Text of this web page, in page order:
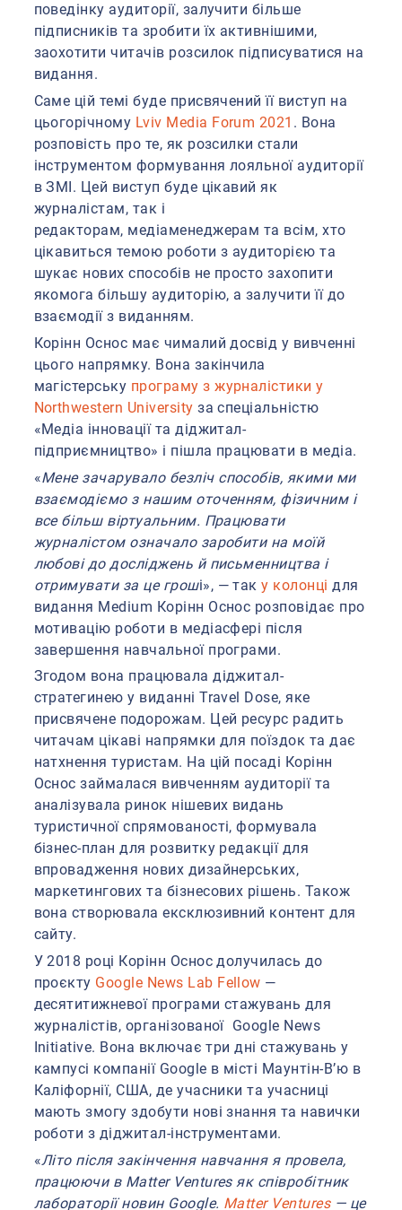
поведінку аудиторії, залучити більше
підписників та зробити їх активнішими,
заохотити читачів розсилок підписуватися на
видання.
Саме цій темі буде присвячений її виступ на
цьогорічному Lviv Media Forum 2021 . Вона
розповість про те, як розсилки стали
інструментом формування лояльної аудиторії
в ЗМІ. Цей виступ буде цікавий як
журналістам, так і
редакторам, медіаменеджерам та всім, хто
цікавиться темою роботи з аудиторією та
шукає нових способів не просто захопити
якомога більшу аудиторію, а залучити її до
взаємодії з виданням.
Корінн Оснос має чималий досвід у вивченні
цього напрямку. Вона закінчила
магістерську програму з журналістики у
Northwestern Universityза спеціальністю
«Медіа інновації та діджитал-
підприємництво» і пішла працювати в медіа.
«Мене зачарувало безліч способів, якими ми
взаємодіємо з нашим оточенням, фізичним і
все більш віртуальним. Працювати
журналістом означало заробити на моїй
любові до досліджень й письменництва і
отримувати за це гроші», — таку колонцідля
видання Medium Корінн Оснос розповідає про
мотивацію роботи в медіасфері після
завершення навчальної програми.
Згодом вона працювала діджитал-
стратегинею у виданні ​​Travel Dose, яке
присвячене подорожам. Цей ресурс радить
читачам цікаві напрямки для поїздок та дає
натхнення туристам. На цій посаді Корінн
Оснос займалася вивченням аудиторії та
аналізувала ринок нішевих видань
туристичної спрямованості, формувала
бізнес-план для розвитку редакції для
впровадження нових дизайнерських,
маркетингових та бізнесових рішень. Також
вона створювала ексклюзивний контент для
сайту.
У 2018 році Корінн Оснос долучилась до
проєкту Google News Lab Fellow —
десятитижневої програми стажувань для
журналістів, організованої Google News
Initiative. Вона включає три дні стажувань у
кампусі компанії Google в місті Маунтін-В’ю в
Каліфорнії, США, де учасники та учасниці
мають змогу здобути нові знання та навички
роботи з діджитал-інструментами.
«Літо після закінчення навчання я провела,
працюючи в Matter Ventures як співробітник
лабораторії новин Google. Matter Ventures — це